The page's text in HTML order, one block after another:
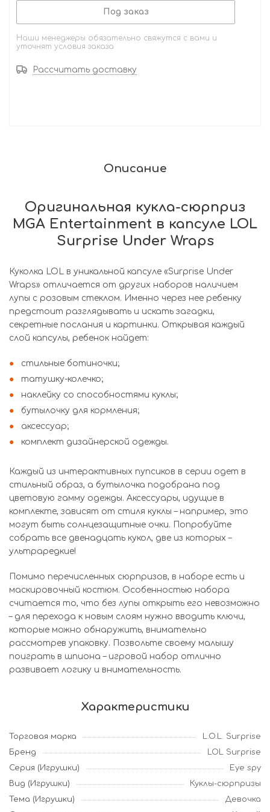
Под заказ
Наши менеджеры обязательно свяжутся с вами и
уточнят условия заказа
Рассчитать доставку
Описание
Оригинальная кукла-сюрприз
MGA Entertainment в капсуле LOL
Surprise Under Wraps
Куколка LOL в уникальной капсуле «Surprise Under
Wraps» отличается от других наборов наличием
лупы с розовым стеклом. Именно через нее ребенку
предстоит разглядывать и искать загадки,
секретные послания и картинки. Открывая каждый
слой капсулы, ребенок найдет:
стильные ботиночки;
татушку-колечко;
наклейку со способностями куклы;
бутылочку для кормления;
аксессуар;
комплект дизайнерской одежды.
Каждый из интерактивных пупсиков в серии одет в
стильный образ, а бутылочка подобрана под
цветовую гамму одежды. Аксессуары, идущие в
комплекте, зависят от стиля куклы – например, это
могут быть солнцезащитные очки. Попробуйте
собрать все двенадцать кукол, две из которых –
ультраредкие!
Помимо перечисленных сюрпризов, в наборе есть и
маскировочный костюм. Особенностью набора
считается то, что без лупы открыть его невозможно
– для перехода к новым слоям нужно вводить ключи,
которые можно обнаружить, внимательно
рассмотрев упаковку. Позвольте своему малышу
поиграть в шпиона – игровой набор отлично
развивает логику и внимательность.
Характеристики
Торговая марка
L.O.L. Surprise
Бренд
LOL Surprise
Серия (Игрушки)
Eye spy
Вид (Игрушки)
Куклы-сюрпризы
Тема (Игрушки)
Девочка